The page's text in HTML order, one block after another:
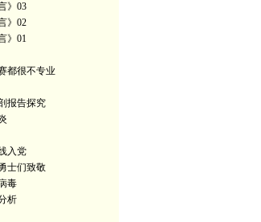
》03
》02
》01
都很不专业
报告探究
入党
士们致敬
毒
析